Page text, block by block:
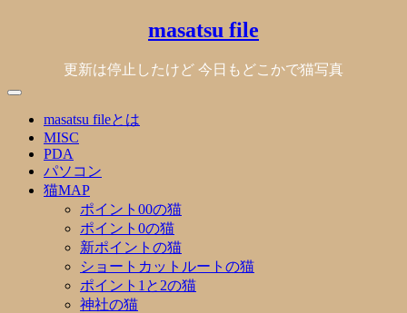
masatsu file
更新は停止したけど 今日もどこかで猫写真
masatsu fileとは
MISC
PDA
パソコン
猫MAP
ポイント00の猫
ポイント0の猫
新ポイントの猫
ショートカットルートの猫
ポイント1と2の猫
神社の猫